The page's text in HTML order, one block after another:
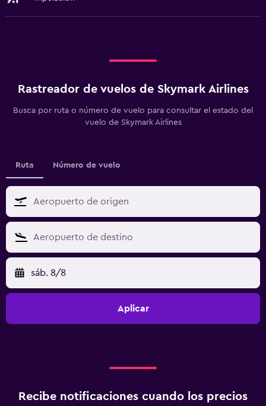
Rastreador de vuelos de Skymark Airlines
Busca por ruta o número de vuelo para consultar el estado del
vuelo de Skymark Airlines
Ruta Número de vuelo
sáb. 8/8
Aplicar
Recibe notificaciones cuando los precios